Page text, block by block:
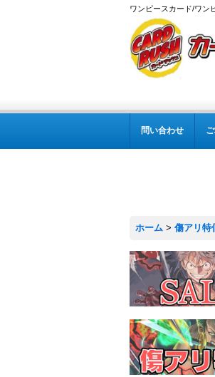
ワンピースカード/ワン
問い合わせ
ホーム > 傷アリ特